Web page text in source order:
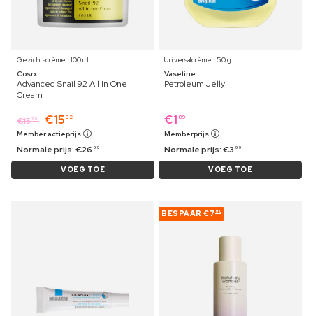
Gezichtscrème ⋅ 100 ml
Cosrx
Advanced Snail 92 All In One
Cream
€1579 €15 32
Member actieprijs
Normale prijs:€26 99
VOEG TOE
Universalcrème ⋅ 50 g
Vaseline
Petroleum Jelly
€1 89
Memberprijs
Normale prijs:€3 99
VOEG TOE
BESPAAR €7 90